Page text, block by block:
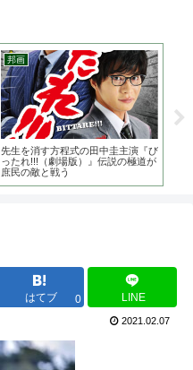
邦画
先生を消す方程式の田中圭主演『び
ったれ!!!（劇場版）』伝説の極道が
庶民の敵と戦う
はてブ 0 LINE
2021.02.07